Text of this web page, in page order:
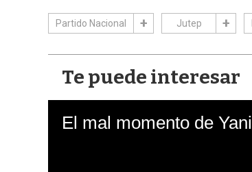
Partido Nacional Jutep
Te puede interesar